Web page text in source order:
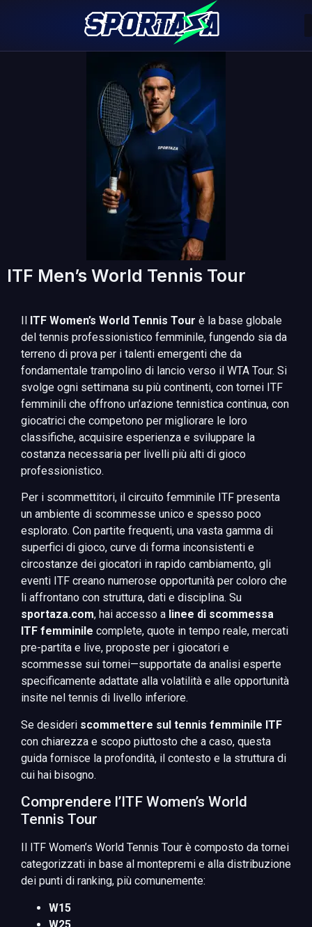
ITF Men’s World Tennis Tour
Il ITF Women’s World Tennis Tour è la base globale
del tennis professionistico femminile, fungendo sia da
terreno di prova per i talenti emergenti che da
fondamentale trampolino di lancio verso il WTA Tour. Si
svolge ogni settimana su più continenti, con tornei ITF
femminili che offrono un’azione tennistica continua, con
giocatrici che competono per migliorare le loro
classifiche, acquisire esperienza e sviluppare la
costanza necessaria per livelli più alti di gioco
professionistico.
Per i scommettitori, il circuito femminile ITF presenta
un ambiente di scommesse unico e spesso poco
esplorato. Con partite frequenti, una vasta gamma di
superfici di gioco, curve di forma inconsistenti e
circostanze dei giocatori in rapido cambiamento, gli
eventi ITF creano numerose opportunità per coloro che
li affrontano con struttura, dati e disciplina. Su
sportaza.com, hai accesso a linee di scommessa
ITF femminile complete, quote in tempo reale, mercati
pre-partita e live, proposte per i giocatori e
scommesse sui tornei—supportate da analisi esperte
specificamente adattate alla volatilità e alle opportunità
insite nel tennis di livello inferiore.
Se desideri scommettere sul tennis femminile ITF
con chiarezza e scopo piuttosto che a caso, questa
guida fornisce la profondità, il contesto e la struttura di
cui hai bisogno.
Comprendere l’ITF Women’s World
Tennis Tour
Il ITF Women’s World Tennis Tour è composto da tornei
categorizzati in base al montepremi e alla distribuzione
dei punti di ranking, più comunemente:
W15
W25